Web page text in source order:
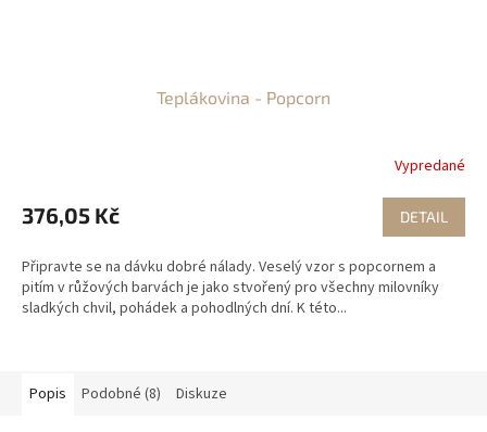
Teplákovina - Popcorn
Vypredané
376,05 Kč DETAIL
Připravte se na dávku dobré nálady. Veselý vzor s popcornem a
pitím v růžových barvách je jako stvořený pro všechny milovníky
sladkých chvil, pohádek a pohodlných dní. K této...
Popis Podobné (8) Diskuze